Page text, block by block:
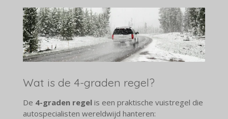
Wat is de 4-graden regel?
De 4-graden regelis een praktische vuistregel die
autospecialisten wereldwijd hanteren: